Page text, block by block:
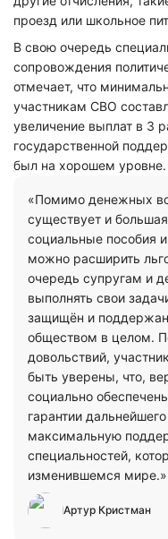
проезд или школьное
В свою очередь
сопровождения
отмечает, что
участникам СВО
увеличение выплат в 3
государственной
был на хорошем уровне.
«Помимо денежных
существует и
социальные пособия
можно расширить
очередь супругам и
выполнять свои
защищён и
обществом в целом.
довольствий,
быть уверены, что,
социально
гарантии
максимальную
специальностей,
изменившемся мире.»
Артур Кристман